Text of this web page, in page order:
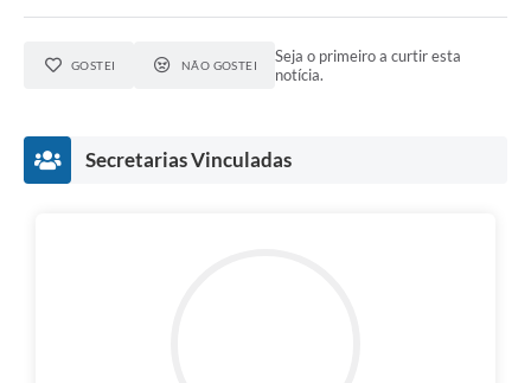
GOSTEI NÃO GOSTEI
Seja o primeiro a curtir esta
notícia.
Secretarias Vinculadas